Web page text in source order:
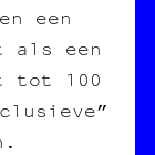
een
als een
tot 100